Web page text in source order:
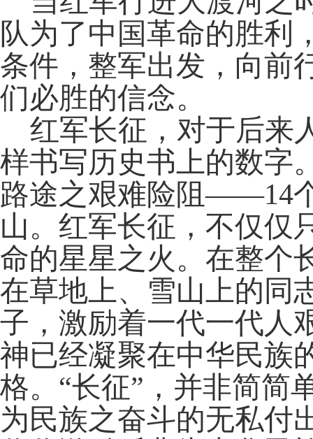
队为了中国革命的胜利
条件，整军出发，向前
们必胜的信念。
红军长征，对于后来
样书写历史书上的数字
路途之艰难险阻——14
山。红军长征，不仅仅
命的星星之火。在整个
在草地上、雪山上的同
子，激励着一代一代人
神已经凝聚在中华民族
格。“长征”，并非简简
为民族之奋斗的无私付